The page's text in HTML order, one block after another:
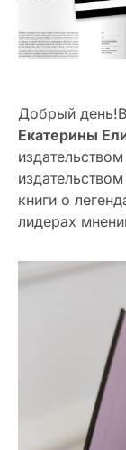
Добрый
Екатерины
издательством
книги о
лидерах